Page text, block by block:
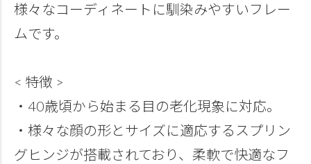
様々なコーディネートに馴染みやすいフレー
ムです。
< 特徴 >
・40歳頃から始まる目の老化現象に対応。
・様々な顔の形とサイズに適応するスプリン
グヒンジが搭載されており、柔軟で快適なフ